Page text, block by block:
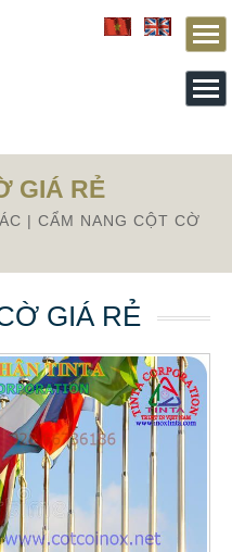
GIÁ RẺ
| CẨM NANG CỘT CỜ
GIÁ RẺ